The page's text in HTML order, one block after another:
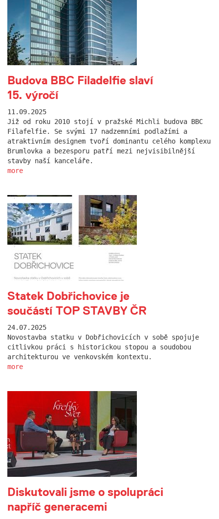
Budova BBC Filadelfie slaví
15. výročí
11.09.2025
Již od roku 2010 stojí v pražské Michli budova BBC
Filafelfie. Se svými 17 nadzemními podlažími a
atraktivním designem tvoří dominantu celého komplexu
Brumlovka a bezesporu patří mezi nejvisibilnější
stavby naší kanceláře.
more
Statek Dobřichovice je
součástí TOP STAVBY ČR
24.07.2025
Novostavba statku v Dobřichovicích v sobě spojuje
citlivkou práci s historickou stopou a soudobou
architekturou ve venkovském kontextu.
more
Diskutovali jsme o spolupráci
napříč generacemi